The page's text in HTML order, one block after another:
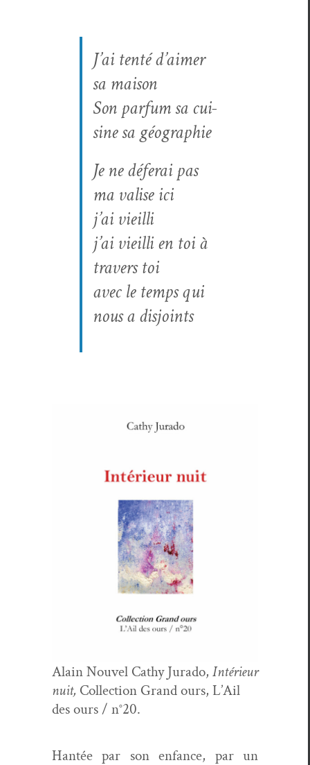
J’ai ten­té d’aimer
sa maison
Son par­fum sa cui­
sine sa géographie
Je ne déferai pas
ma valise ici
j’ai vieilli
j’ai vieil­li en toi à
tra­vers toi
avec le temps qui
nous a disjoints
Alain Nou­v­el Cathy Jura­do, Intérieur
nuit, Col­lec­tion Grand ours, L’Ail
des ours / n°20.
Han­tée par son enfance, par un